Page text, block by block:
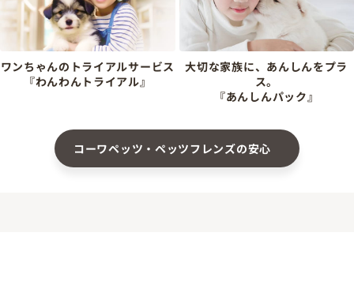
ワンちゃんのトライアルサービス
『わんわんトライアル』
大切な家族に、あんしんをプラ
ス。
『あんしんパック』
コーワペッツ・ペッツフレンズの安心